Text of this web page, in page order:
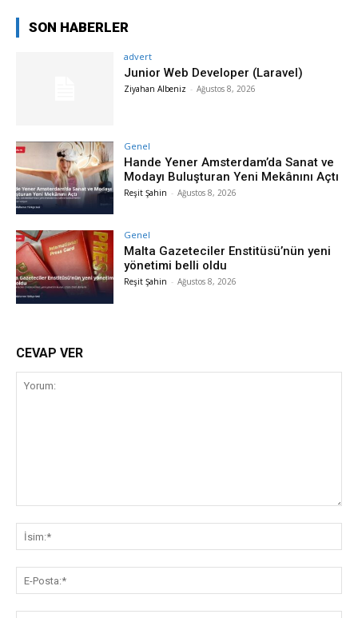
SON HABERLER
advert
Junior Web Developer (Laravel)
Ziyahan Albeniz - Ağustos 8, 2026
Genel
Hande Yener Amsterdam’da Sanat ve
Modayı Buluşturan Yeni Mekânını Açtı
Reşit Şahin - Ağustos 8, 2026
Genel
Malta Gazeteciler Enstitüsü’nün yeni
yönetimi belli oldu
Reşit Şahin - Ağustos 8, 2026
CEVAP VER